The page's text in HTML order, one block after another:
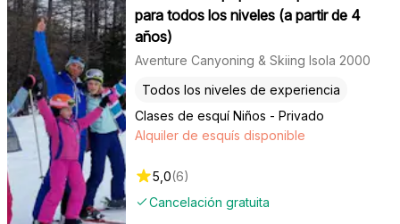
para todos los niveles (a partir de 4
años)
Aventure Canyoning & Skiing Isola 2000
Clases de esquí Niños - Privado
Todos los niveles de experiencia
Cancelación gratuita
Alquiler de esquís disponible
5,0(6)